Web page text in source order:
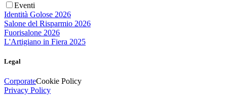
Eventi
Identità Golose 2026
Salone del Risparmio 2026
Fuorisalone 2026
L'Artigiano in Fiera 2025
Legal
CorporateCookie Policy
Privacy Policy